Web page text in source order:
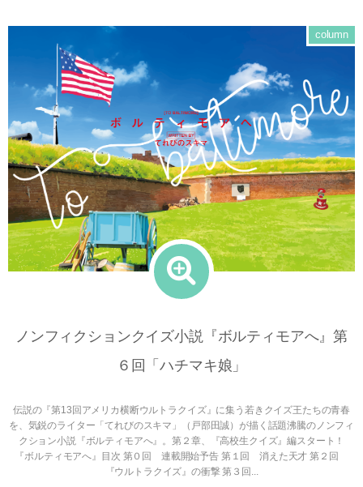
ノンフィクションクイズ小説『ボルティモアへ』第
６回「ハチマキ娘」
伝説の『第13回アメリカ横断ウルトラクイズ』に集う若きクイズ王たちの青春
を、気鋭のライター「てれびのスキマ」（戸部田誠）が描く話題沸騰のノンフィ
クション小説『ボルティモアへ』。第２章、『高校生クイズ』編スタート！
『ボルティモアへ』目次 第０回 連載開始予告 第１回 消えた天才 第２回
『ウルトラクイズ』の衝撃 第３回...
column